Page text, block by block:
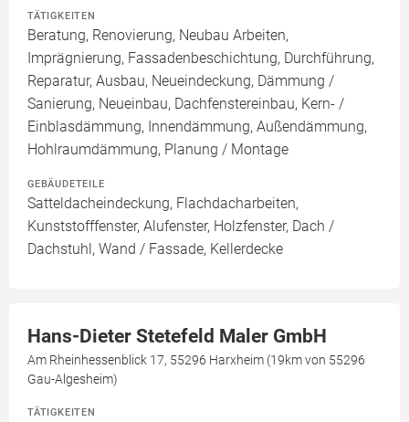
TÄTIGKEITEN
Beratung, Renovierung, Neubau Arbeiten,
Imprägnierung, Fassadenbeschichtung, Durchführung,
Reparatur, Ausbau, Neueindeckung, Dämmung /
Sanierung, Neueinbau, Dachfenstereinbau, Kern- /
Einblasdämmung, Innendämmung, Außendämmung,
Hohlraumdämmung, Planung / Montage
GEBÄUDETEILE
Satteldacheindeckung, Flachdacharbeiten,
Kunststofffenster, Alufenster, Holzfenster, Dach /
Dachstuhl, Wand / Fassade, Kellerdecke
Hans-Dieter Stetefeld Maler GmbH
Am Rheinhessenblick 17, 55296 Harxheim (19km von 55296
Gau-Algesheim)
TÄTIGKEITEN